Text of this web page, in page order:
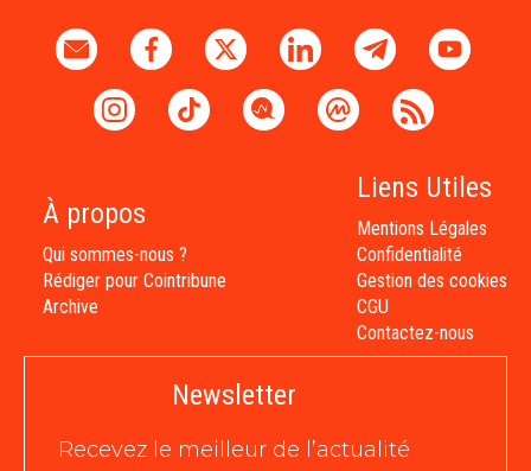
À propos
Qui sommes-nous ?
Rédiger pour Cointribune
Archive
Liens Utiles
Mentions Légales
Confidentialité
Gestion des cookies
CGU
Contactez-nous
Newsletter
Recevez le meilleur de l’actualité